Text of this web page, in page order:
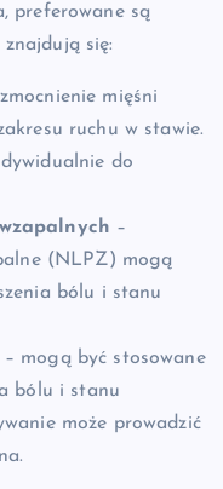
preferowane są
się:
mięśni
ruchu w stawie.
do
–
(NLPZ) mogą
bólu i stanu
mogą być stosowane
bólu i stanu
może prowadzić